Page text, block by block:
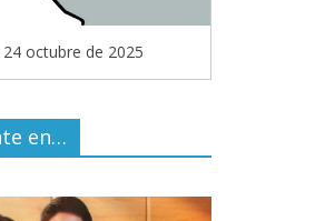
octubre de 2025
en…